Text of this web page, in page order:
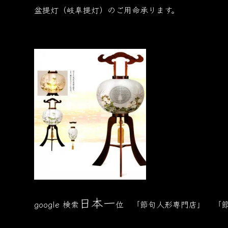
盆提灯（岐阜提灯）のご用命承ります。
google 検索 日本一位 「節句人形専門店」 「節